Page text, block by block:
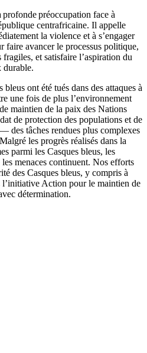
préoccupation face à
centrafricaine. Il appelle
la violence et à s’engager
faire avancer le processus politique,
et satisfaire l’aspiration du
durable.
ont été tués dans des attaques à
une fois de plus l’environnement
maintien de la paix des Nations
de protection des populations et de
des tâches rendues plus complexes
les progrès réalisés dans la
parmi les Casques bleus, les
menaces continuent. Nos efforts
des Casques bleus, y compris à
l’initiative Action pour le maintien de
détermination.